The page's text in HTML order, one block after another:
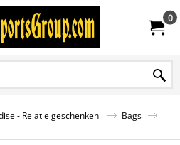
0
- Relatie geschenken
Bags